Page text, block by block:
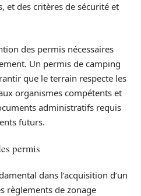
et des critères de sécurité et
des permis nécessaires
Un permis de camping
que le terrain respecte les
organismes compétents et
administratifs requis
futurs.
permis
dans l’acquisition d’un
règlements de zonage